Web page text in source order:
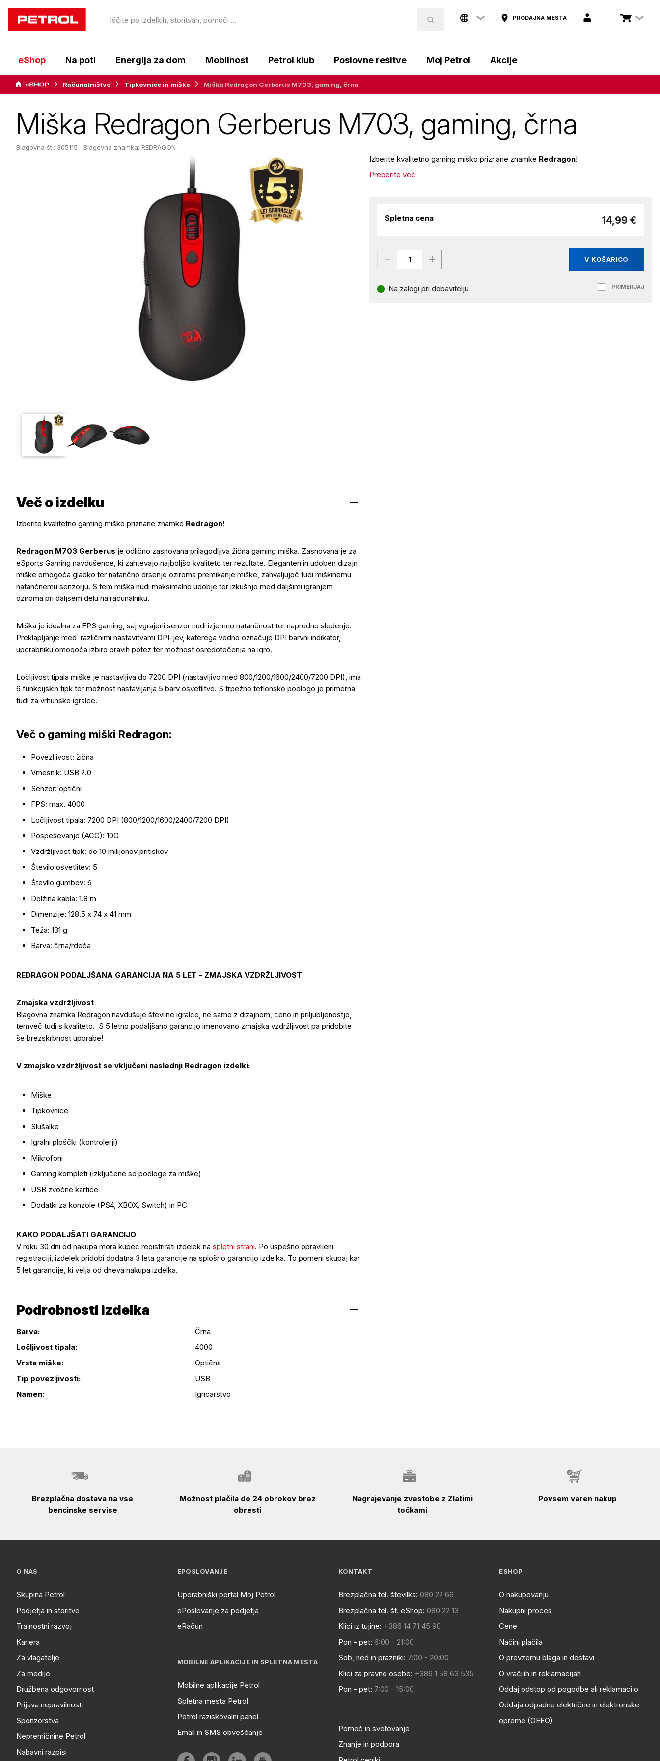
PRODAJNA MESTA
eShop Na poti Energija za dom Mobilnost Petrol klub Poslovne rešitve Moj Petrol Akcije
Računalništvo Tipkovnice in miške Miška Redragon Gerberus M703, gaming, črna
Miška Redragon Gerberus M703, gaming, črna
Blagovna št.: 305115 Blagovna znamka: REDRAGON
Izberite kvalitetno gaming miško priznane znamke Redragon!
Preberite več
Spletna cena 14,99 €
V KOŠARICO
Na zalogi pri dobavitelju PRIMERJAJ
Več o izdelku
Več o izdelku
Izberite kvalitetno gaming miško priznane znamke Redragon!
Redragon M703 Gerberus je odlično zasnovana prilagodljiva žična gaming miška. Zasnovana je za
eSports Gaming navdušence, ki zahtevajo najboljšo kvaliteto ter rezultate. Eleganten in udoben dizajn
miške omogoča gladko ter natančno drsenje oziroma premikanje miške, zahvaljujoč tudi miškinemu
natančnemu senzorju. S tem miška nudi maksimalno udobje ter izkušnjo med daljšimi igranjem
oziroma pri daljšem delu na računalniku.
Miška je idealna za FPS gaming, saj vgrajeni senzor nudi izjemno natančnost ter napredno sledenje.
Preklapljanje med različnimi nastavitvami DPI-jev, katerega vedno označuje DPI barvni indikator,
uporabniku omogoča izbiro pravih potez ter možnost osredotočenja na igro.
Ločljivost tipala miške je nastavljiva do 7200 DPI (nastavljivo med 800/1200/1600/2400/7200 DPI), ima
6 funkcijskih tipk ter možnost nastavljanja 5 barv osvetlitve. S trpežno teflonsko podlogo je primerna
tudi za vrhunske igralce.
Več o gaming miški Redragon:
Povezljivost: žična
Vmesnik: USB 2.0
Senzor: optični
FPS: max. 4000
Ločljivost tipala: 7200 DPI (800/1200/1600/2400/7200 DPI)
Pospeševanje (ACC): 10G
Vzdržljivost tipk: do 10 milijonov pritiskov
Število osvetlitev: 5
Število gumbov: 6
Dolžina kabla: 1.8 m
Dimenzije: 128.5 x 74 x 41 mm
Teža: 131 g
Barva: črna/rdeča
REDRAGON PODALJŠANA GARANCIJA NA 5 LET - ZMAJSKA VZDRŽLJIVOST
Zmajska vzdržljivost
Blagovna znamka Redragon navdušuje številne igralce, ne samo z dizajnom, ceno in priljubljenostjo,
temveč tudi s kvaliteto. S 5 letno podaljšano garancijo imenovano zmajska vzdržljivost pa pridobite
še brezskrbnost uporabe!
V zmajsko vzdržljivost so vključeni naslednji Redragon izdelki:
Miške
Tipkovnice
Slušalke
Igralni ploščki (kontrolerji)
Mikrofoni
Gaming kompleti (izključene so podloge za miške)
USB zvočne kartice
Dodatki za konzole (PS4, XBOX, Switch) in PC
KAKO PODALJŠATI GARANCIJO
V roku 30 dni od nakupa mora kupec registrirati izdelek na spletni strani. Po uspešno opravljeni
registraciji, izdelek pridobi dodatna 3 leta garancije na splošno garancijo izdelka. To pomeni skupaj kar
5 let garancije, ki velja od dneva nakupa izdelka.
Podrobnosti izdelka
Podrobnosti izdelka
Barva:
Črna
Ločljivost tipala:
4000
Vrsta miške:
Optična
Tip povezljivosti:
USB
Namen:
Igričarstvo
Brezplačna dostava na vse
bencinske servise
Možnost plačila do 24 obrokov brez
obresti
Nagrajevanje zvestobe z Zlatimi
točkami
Povsem varen nakup
O NAS
Skupina Petrol
Podjetja in storitve
Trajnostni razvoj
Kariera
Za vlagatelje
Za medije
Družbena odgovornost
Prijava nepravilnosti
Sponzorstva
Nepremičnine Petrol
Nabavni razpisi
EPOSLOVANJE
Uporabniški portal Moj Petrol
ePoslovanje za podjetja
eRačun
MOBILNE APLIKACIJE IN SPLETNA MESTA
Mobilne aplikacije Petrol
Spletna mesta Petrol
Petrol raziskovalni panel
Email in SMS obveščanje
KONTAKT
Brezplačna tel. številka: 080 22 66
Brezplačna tel. št. eShop: 080 22 13
Klici iz tujine: +386 14 71 45 90
Pon - pet: 6:00 - 21:00
Sob, ned in prazniki: 7:00 - 20:00
Klici za pravne osebe: +386 1 58 63 535
Pon - pet: 7:00 - 15:00
Pomoč in svetovanje
Znanje in podpora
ESHOP
O nakupovanju
Nakupni proces
Cene
Načini plačila
O prevzemu blaga in dostavi
O vračilih in reklamacijah
Oddaj odstop od pogodbe ali reklamacijo
Oddaja odpadne električne in elektronske
opreme (OEEO)